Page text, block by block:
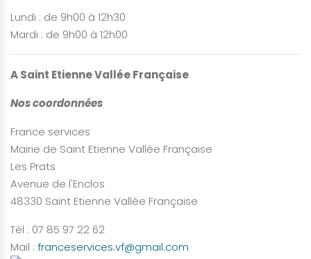
Lundi : de 9h00 à 12h30
Mardi : de 9h00 à 12h00
A Saint Etienne Vallée Française
Nos coordonnées
France services
Mairie de Saint Etienne Vallée Française
Les Prats
Avenue de l'Enclos
48330 Saint Etienne Vallée Française
Tél : 07 85 97 22 62
Mail : franceservices.vf@gmail.com